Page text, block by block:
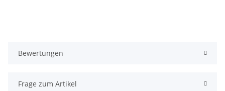
Bewertungen
Frage zum Artikel